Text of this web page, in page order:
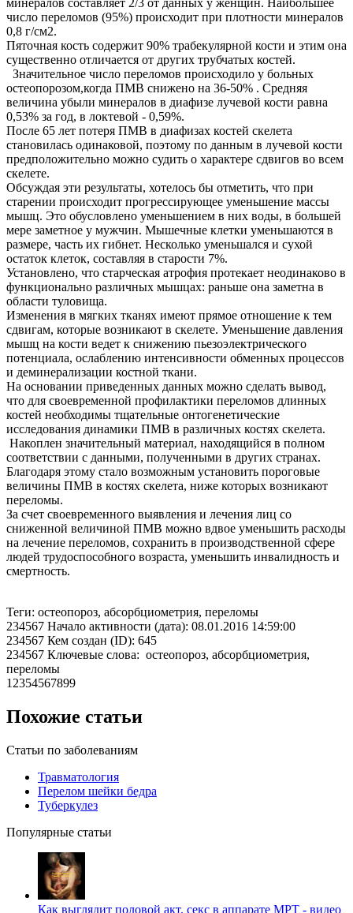
минералов составляет 2/3 от данных у женщин. Наибольшее
число переломов (95%) происходит при плотности минералов
0,8 г/см2.
Пяточная кость содержит 90% трабекулярной кости и этим она
существенно отличается от других трубчатых костей.
Значительное число переломов происходило у больных
остеопорозом,когда ПМВ снижено на 36-50% . Средняя
величина убыли минералов в диафизе лучевой кости равна
0,53% за год, в локтевой - 0,59%.
После 65 лет потеря ПМВ в диафизах костей скелета
становилась одинаковой, поэтому по данным в лучевой кости
предположительно можно судить о характере сдвигов во всем
скелете.
Обсуждая эти результаты, хотелось бы отметить, что при
старении происходит прогрессирующее уменьшение массы
мышц. Это обусловлено уменьшением в них воды, в большей
мере заметное у мужчин. Мышечные клетки уменьшаются в
размере, часть их гибнет. Несколько уменьшался и сухой
остаток клеток, составляя в старости 7%.
Установлено, что старческая атрофия протекает неодинаково в
функционально различных мышцах: раньше она заметна в
области туловища.
Изменения в мягких тканях имеют прямое отношение к тем
сдвигам, которые возникают в скелете. Уменьшение давления
мышц на кости ведет к снижению пьезоэлектрического
потенциала, ослаблению интенсивности обменных процессов
и деминерализации костной ткани.
На основании приведенных данных можно сделать вывод,
что для своевременной профилактики переломов длинных
костей необходимы тщательные онтогенетические
исследования динамики ПМВ в различных костях скелета.
Накоплен значительный материал, находящийся в полном
соответствии с данными, полученными в других странах.
Благодаря этому стало возможным установить пороговые
величины ПМВ в костях скелета, ниже которых возникают
переломы.
За счет своевременного выявления и лечения лиц со
сниженной величиной ПМВ можно вдвое уменьшить расходы
на лечение переломов, сохранить в производственной сфере
людей трудоспособного возраста, уменьшить инвалидность и
смертность.
Теги: остеопороз, абсорбциометрия, переломы
234567 Начало активности (дата): 08.01.2016 14:59:00
234567 Кем создан (ID): 645
234567 Ключевые слова: остеопороз, абсорбциометрия,
переломы
12354567899
Похожие статьи
Статьи по заболеваниям
Травматология
Перелом шейки бедра
Туберкулез
Популярные статьи
Как выглядит половой акт, секс в аппарате МРТ - видео